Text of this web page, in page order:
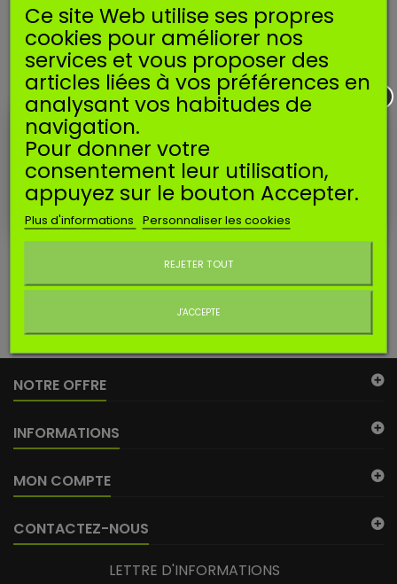
KIT REFECTION POUR
BRIGGS & STRATTON
NOTRE OFFRE
INFORMATIONS
MON COMPTE
CONTACTEZ-NOUS
LETTRE D'INFORMATIONS
Ce site Web utilise ses propres
cookies pour améliorer nos
services et vous proposer des
articles liées à vos préférences en
analysant vos habitudes de
navigation.
Pour donner votre
consentement leur utilisation,
appuyez sur le bouton Accepter.
Plus d'informations Personnaliser les cookies
REJETER TOUT
J'ACCEPTE